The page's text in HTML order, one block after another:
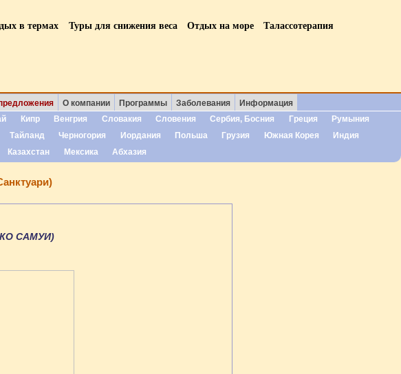
в термах Туры для снижения веса Отдых на море Талассотерапия
О компании Программы Заболевания
Информация
Кипр Венгрия Словакия Словения Сербия, Босния Греция
Румыния
Тайланд Черногория Иордания Польша Грузия Южная Корея
Индия
Казахстан Мексика Абхазия
КО САМУИ)